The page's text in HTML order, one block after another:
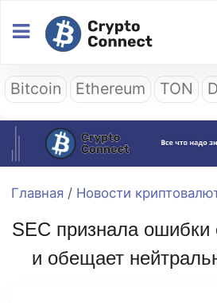
Bitcoin Ethereum TON
Главная / Новости
SEC признала ошибки
и обещает